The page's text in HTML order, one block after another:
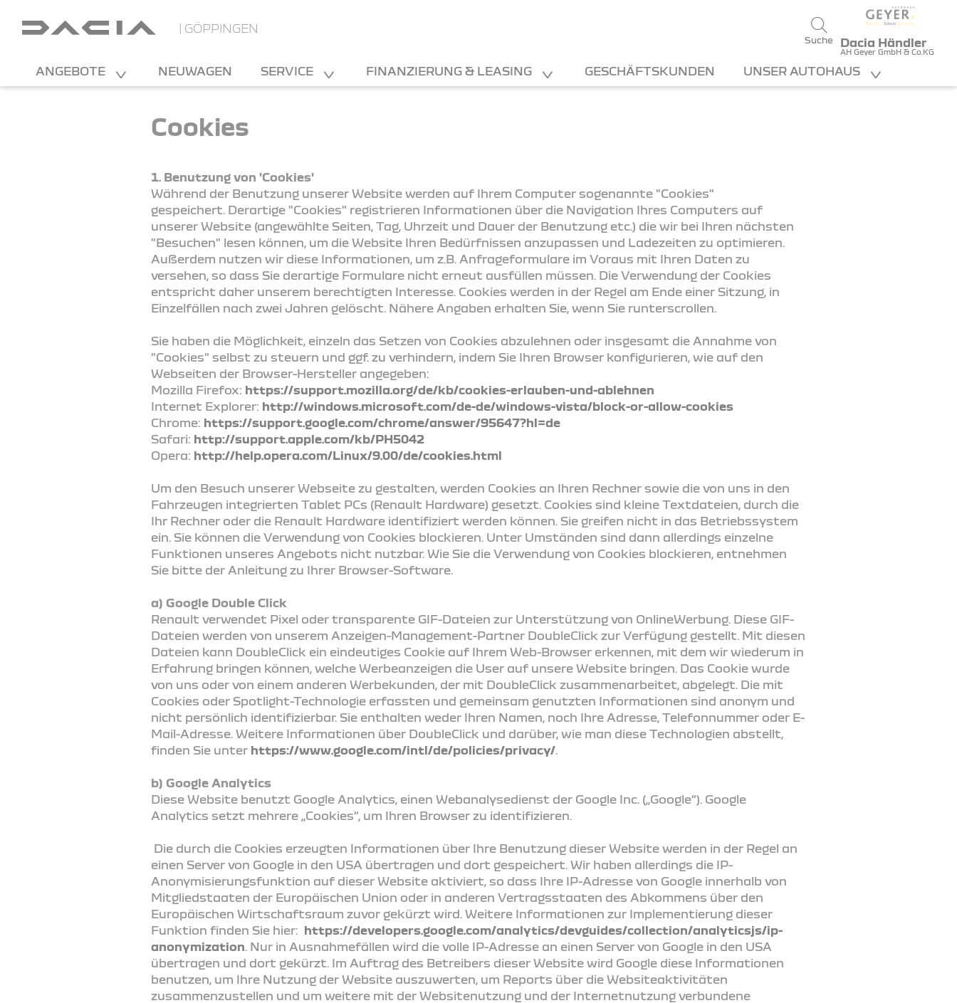
| GÖPPINGEN
Suche Dacia Händler
AH Geyer GmbH & Co.KG
ANGEBOTE NEUWAGEN SERVICE FINANZIERUNG & LEASING GESCHÄFTSKUNDEN UNSER AUTOHAUS
Cookies
1. Benutzung von 'Cookies'
Während der Benutzung unserer Website werden auf Ihrem Computer sogenannte "Cookies"
gespeichert. Derartige "Cookies" registrieren Informationen über die Navigation Ihres Computers auf
unserer Website (angewählte Seiten, Tag, Uhrzeit und Dauer der Benutzung etc.) die wir bei Ihren nächsten
"Besuchen" lesen können, um die Website Ihren Bedürfnissen anzupassen und Ladezeiten zu optimieren.
Außerdem nutzen wir diese Informationen, um z.B. Anfrageformulare im Voraus mit Ihren Daten zu
versehen, so dass Sie derartige Formulare nicht erneut ausfüllen müssen. Die Verwendung der Cookies
entspricht daher unserem berechtigten Interesse. Cookies werden in der Regel am Ende einer Sitzung, in
Einzelfällen nach zwei Jahren gelöscht. Nähere Angaben erhalten Sie, wenn Sie runterscrollen.
Sie haben die Möglichkeit, einzeln das Setzen von Cookies abzulehnen oder insgesamt die Annahme von
"Cookies" selbst zu steuern und ggf. zu verhindern, indem Sie Ihren Browser konfigurieren, wie auf den
Webseiten der Browser-Hersteller angegeben:
Mozilla Firefox: https://support.mozilla.org/de/kb/cookies-erlauben-und-ablehnen
Internet Explorer: http://windows.microsoft.com/de-de/windows-vista/block-or-allow-cookies
Chrome: https://support.google.com/chrome/answer/95647?hl=de
Safari: http://support.apple.com/kb/PH5042
Opera: http://help.opera.com/Linux/9.00/de/cookies.html
Um den Besuch unserer Webseite zu gestalten, werden Cookies an Ihren Rechner sowie die von uns in den
Fahrzeugen integrierten Tablet PCs (Renault Hardware) gesetzt. Cookies sind kleine Textdateien, durch die
Ihr Rechner oder die Renault Hardware identifiziert werden können. Sie greifen nicht in das Betriebssystem
ein. Sie können die Verwendung von Cookies blockieren. Unter Umständen sind dann allerdings einzelne
Funktionen unseres Angebots nicht nutzbar. Wie Sie die Verwendung von Cookies blockieren, entnehmen
Sie bitte der Anleitung zu Ihrer Browser-Software.
a) Google Double Click
Renault verwendet Pixel oder transparente GIF-Dateien zur Unterstützung von OnlineWerbung. Diese GIF-
Dateien werden von unserem Anzeigen-Management-Partner DoubleClick zur Verfügung gestellt. Mit diesen
Dateien kann DoubleClick ein eindeutiges Cookie auf Ihrem Web-Browser erkennen, mit dem wir wiederum in
Erfahrung bringen können, welche Werbeanzeigen die User auf unsere Website bringen. Das Cookie wurde
von uns oder von einem anderen Werbekunden, der mit DoubleClick zusammenarbeitet, abgelegt. Die mit
Cookies oder Spotlight-Technologie erfassten und gemeinsam genutzten Informationen sind anonym und
nicht persönlich identifizierbar. Sie enthalten weder Ihren Namen, noch Ihre Adresse, Telefonnummer oder E-
Mail-Adresse. Weitere Informationen über DoubleClick und darüber, wie man diese Technologien abstellt,
finden Sie unter https://www.google.com/intl/de/policies/privacy/.
b) Google Analytics
Diese Website benutzt Google Analytics, einen Webanalysedienst der Google Inc. („Google“). Google
Analytics setzt mehrere „Cookies“, um Ihren Browser zu identifizieren.
Die durch die Cookies erzeugten Informationen über Ihre Benutzung dieser Website werden in der Regel an
einen Server von Google in den USA übertragen und dort gespeichert. Wir haben allerdings die IP-
Anonymisierungsfunktion auf dieser Website aktiviert, so dass Ihre IP-Adresse von Google innerhalb von
Mitgliedstaaten der Europäischen Union oder in anderen Vertragsstaaten des Abkommens über den
Europäischen Wirtschaftsraum zuvor gekürzt wird. Weitere Informationen zur Implementierung dieser
Funktion finden Sie hier: https://developers.google.com/analytics/devguides/collection/analyticsjs/ip-
anonymization. Nur in Ausnahmefällen wird die volle IP-Adresse an einen Server von Google in den USA
übertragen und dort gekürzt. Im Auftrag des Betreibers dieser Website wird Google diese Informationen
benutzen, um Ihre Nutzung der Website auszuwerten, um Reports über die Websiteaktivitäten
zusammenzustellen und um weitere mit der Websitenutzung und der Internetnutzung verbundene